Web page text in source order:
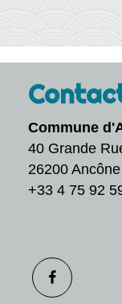
Commune
40 Grande
26200
+33 4 75 92